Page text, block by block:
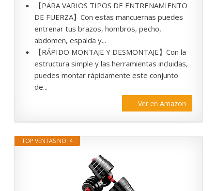
【PARA VARIOS TIPOS DE ENTRENAMIENTO
DE FUERZA】Con estas mancuernas puedes
entrenar tus brazos, hombros, pecho,
abdomen, espalda y...
【RÁPIDO MONTAJE Y DESMONTAJE】Con la
estructura simple y las herramientas incluidas,
puedes montar rápidamente este conjunto
de...
Ver en Amazon
TOP VENTAS NO. 4